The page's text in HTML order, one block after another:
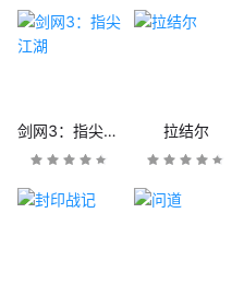
剑网3：指尖江湖 拉结尔